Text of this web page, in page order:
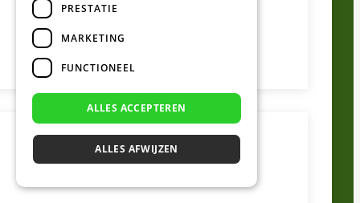
PRESTATIE
MARKETING
FUNCTIONEEL
ALLES ACCEPTEREN
ALLES AFWIJZEN